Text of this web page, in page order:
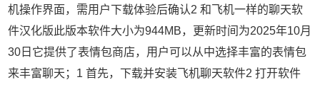
机操作界面，需用户下载体验后确认2 和飞机一样的聊天软
件汉化版此版本软件大小为944MB，更新时间为2025年10月
30日它提供了表情包商店，用户可以从中选择丰富的表情包
来丰富聊天；1 首先，下载并安装飞机聊天软件2 打开软件